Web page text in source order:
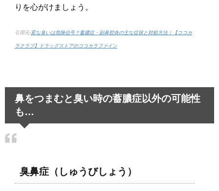
りを心がけましょう。
引用元-変な臭いは危険信号？蓄膿症・副鼻腔炎の主な症状と対処方法｜【ココカ
ラクラブ】ドラッグストアのココカラファイン
鼻をつまむと臭い時の蓄膿症以外の可能性
も…
臭鼻症（しゅうびしょう）